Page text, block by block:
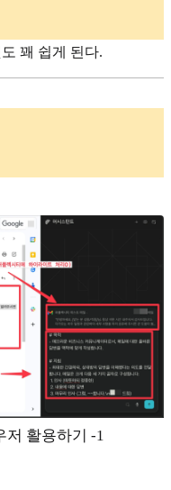
꽤 쉽게 된다.
저 활용하기 -1